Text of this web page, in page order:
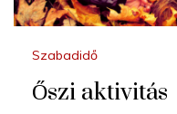
Szabadidő
Őszi aktivitás